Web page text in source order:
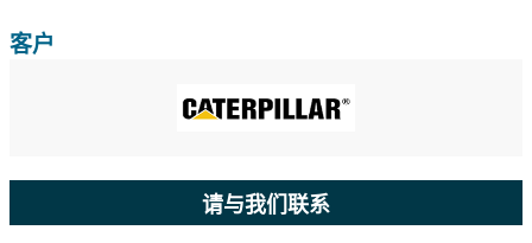
客户
请与我们联系